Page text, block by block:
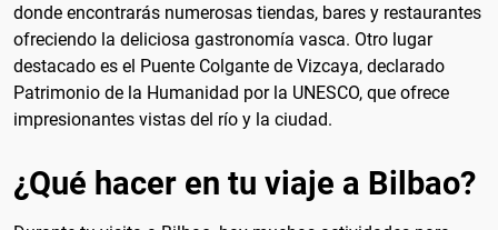
donde encontrarás numerosas tiendas, bares y restaurantes
ofreciendo la deliciosa gastronomía vasca. Otro lugar
destacado es el Puente Colgante de Vizcaya, declarado
Patrimonio de la Humanidad por la UNESCO, que ofrece
impresionantes vistas del río y la ciudad.
¿Qué hacer en tu viaje a Bilbao?